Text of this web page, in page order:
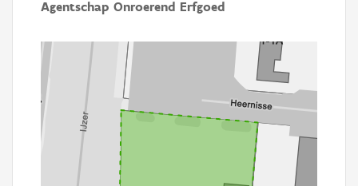
Agentschap Onroerend Erfgoed